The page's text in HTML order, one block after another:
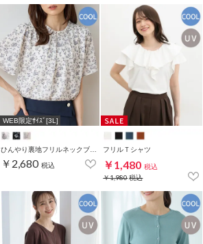
WEB限定ｻｲｽﾞ[3L]
￥2,680 税込
フリルＴシャツ
￥1,480 税込
￥1,980税込